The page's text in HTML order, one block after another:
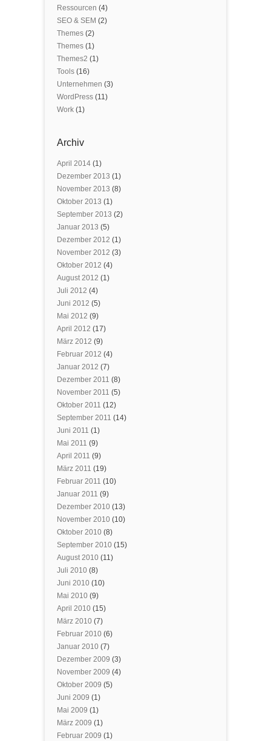
Ressourcen (4)
SEO & SEM (2)
Themes (2)
Themes (1)
Themes2 (1)
Tools (16)
Unternehmen (3)
WordPress (11)
Work (1)
Archiv
April 2014 (1)
Dezember 2013 (1)
November 2013 (8)
Oktober 2013 (1)
September 2013 (2)
Januar 2013 (5)
Dezember 2012 (1)
November 2012 (3)
Oktober 2012 (4)
August 2012 (1)
Juli 2012 (4)
Juni 2012 (5)
Mai 2012 (9)
April 2012 (17)
März 2012 (9)
Februar 2012 (4)
Januar 2012 (7)
Dezember 2011 (8)
November 2011 (5)
Oktober 2011 (12)
September 2011 (14)
Juni 2011 (1)
Mai 2011 (9)
April 2011 (9)
März 2011 (19)
Februar 2011 (10)
Januar 2011 (9)
Dezember 2010 (13)
November 2010 (10)
Oktober 2010 (8)
September 2010 (15)
August 2010 (11)
Juli 2010 (8)
Juni 2010 (10)
Mai 2010 (9)
April 2010 (15)
März 2010 (7)
Februar 2010 (6)
Januar 2010 (7)
Dezember 2009 (3)
November 2009 (4)
Oktober 2009 (5)
Juni 2009 (1)
Mai 2009 (1)
März 2009 (1)
Februar 2009 (1)